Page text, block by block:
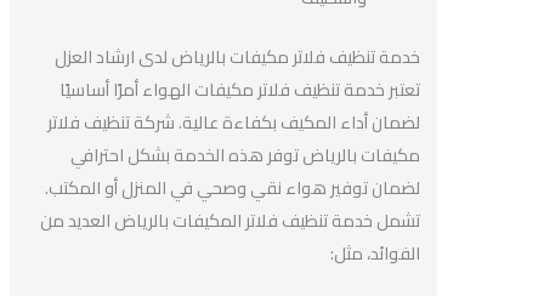
خدمة تنظيف فلاتر مكيفات بالرياض لدى ارشاد العزل
تعتبر خدمة تنظيف فلاتر مكيفات الهواء أمرًا أساسيًا
لضمان أداء المكيف بكفاءة عالية. شركة تنظيف فلاتر
مكيفات بالرياض توفر هذه الخدمة بشكل احترافي
لضمان توفير هواء نقي وصحي في المنزل أو المكتب.
تشمل خدمة تنظيف فلاتر المكيفات بالرياض العديد من
الفوائد، مثل: